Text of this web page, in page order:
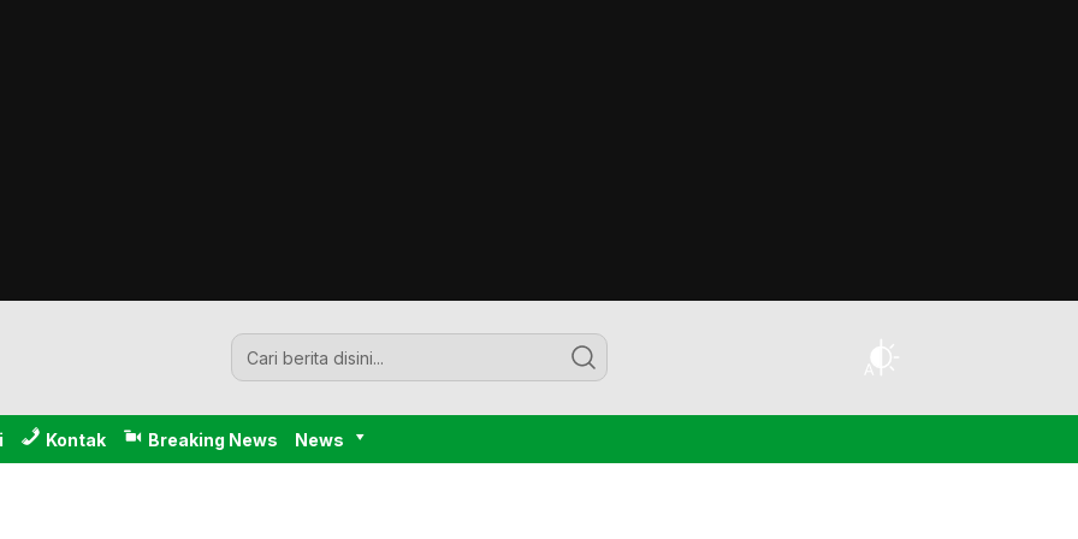
Kontak Breaking News News